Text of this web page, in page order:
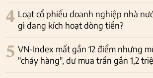
4 Loạt cổ phiếu doanh nghiệp nhà
gì đang kích hoạt dòng tiền?
5 VN-Index mất gần 12 điểm nhưng
"cháy hàng", dư mua trần gần 1,2